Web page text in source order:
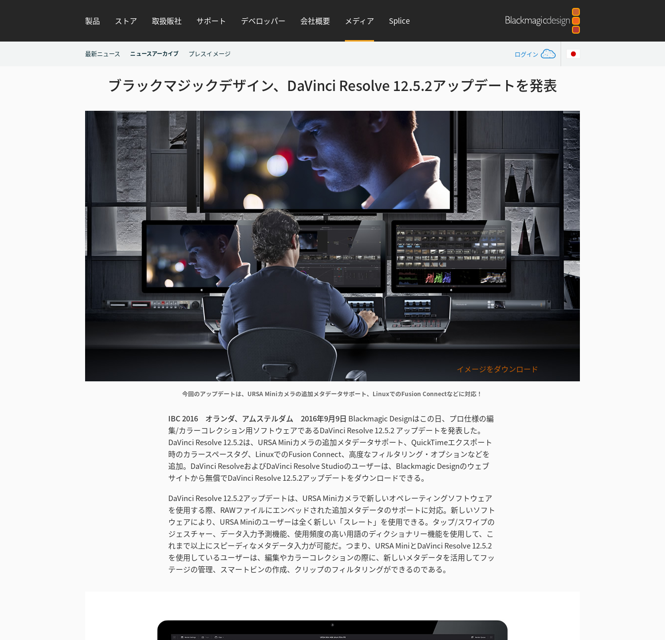
製品 ストア 取扱販社 サポート デベロッパー 会社概要 メディア Splice
ログイン
最新ニュース ニュースアーカイブ プレスイメージ
ブラックマジックデザイン、DaVinci Resolve 12.5.2アップデートを発表
イメージをダウンロード
今回のアップデートは、URSA Miniカメラの追加メタデータサポート、LinuxでのFusion Connectなどに対応！
IBC 2016 オランダ、アムステルダム 2016年9月9日 Blackmagic Designはこの日、プロ仕様の編
集/カラーコレクション用ソフトウェアであるDaVinci Resolve 12.5.2 アップデートを発表した。
DaVinci Resolve 12.5.2は、URSA Miniカメラの追加メタデータサポート、QuickTimeエクスポート
時のカラースペースタグ、LinuxでのFusion Connect、高度なフィルタリング・オプションなどを
追加。DaVinci ResolveおよびDaVinci Resolve Studioのユーザーは、Blackmagic Designのウェブ
サイトから無償でDaVinci Resolve 12.5.2アップデートをダウンロードできる。
DaVinci Resolve 12.5.2アップデートは、URSA Miniカメラで新しいオペレーティングソフトウェア
を使用する際、RAWファイルにエンベッドされた追加メタデータのサポートに対応。新しいソフト
ウェアにより、URSA Miniのユーザーは全く新しい「スレート」を使用できる。タップ/スワイプの
ジェスチャー、データ入力予測機能、使用頻度の高い用語のディクショナリー機能を使用して、こ
れまで以上にスピーディなメタデータ入力が可能だ。つまり、URSA MiniとDaVinci Resolve 12.5.2
を使用しているユーザーは、編集やカラーコレクションの際に、新しいメタデータを活用してフッ
テージの管理、スマートビンの作成、クリップのフィルタリングができるのである。